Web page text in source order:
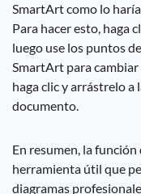
SmartArt como lo
Para hacer esto, haga
luego use los puntos
SmartArt para
haga clic y arrástrelo a
documento.
En resumen, la
herramienta útil que
diagramas